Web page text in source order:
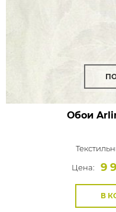
Обои
Цена:
9
В